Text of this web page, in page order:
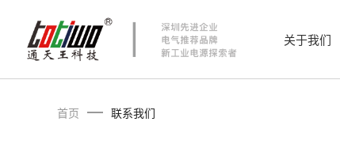
关于我们
首页 联系我们